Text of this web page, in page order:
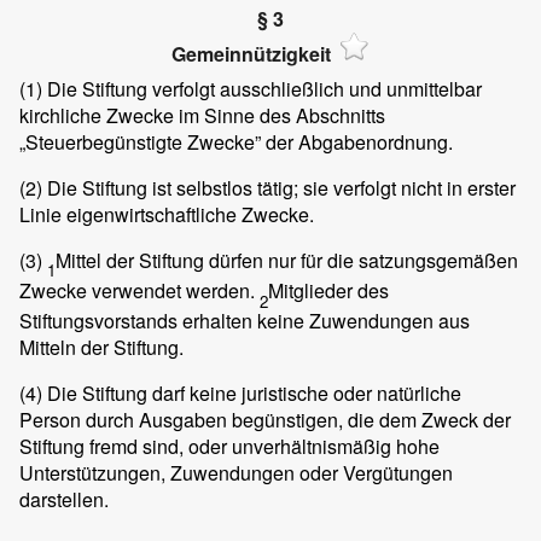
§ 3
Gemeinnützigkeit
(1) Die Stiftung verfolgt ausschließlich und unmittelbar
kirchliche Zwecke im Sinne des Abschnitts
„Steuerbegünstigte Zwecke” der Abgabenordnung.
(2) Die Stiftung ist selbstlos tätig; sie verfolgt nicht in erster
Linie eigenwirtschaftliche Zwecke.
(3) 1Mittel der Stiftung dürfen nur für die satzungsgemäßen
Zwecke verwendet werden. 2Mitglieder des
Stiftungsvorstands erhalten keine Zuwendungen aus
Mitteln der Stiftung.
(4) Die Stiftung darf keine juristische oder natürliche
Person durch Ausgaben begünstigen, die dem Zweck der
Stiftung fremd sind, oder unverhältnismäßig hohe
Unterstützungen, Zuwendungen oder Vergütungen
darstellen.